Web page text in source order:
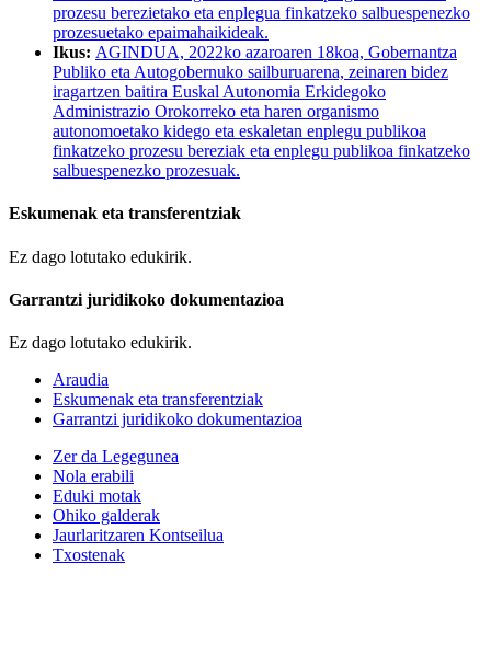
prozesu berezietako eta enplegua finkatzeko salbuespenezko
prozesuetako epaimahaikideak.
Ikus: AGINDUA, 2022ko azaroaren 18koa, Gobernantza
Publiko eta Autogobernuko sailburuarena, zeinaren bidez
iragartzen baitira Euskal Autonomia Erkidegoko
Administrazio Orokorreko eta haren organismo
autonomoetako kidego eta eskaletan enplegu publikoa
finkatzeko prozesu bereziak eta enplegu publikoa finkatzeko
salbuespenezko prozesuak.
Eskumenak eta transferentziak
Ez dago lotutako edukirik.
Garrantzi juridikoko dokumentazioa
Ez dago lotutako edukirik.
Araudia
Eskumenak eta transferentziak
Garrantzi juridikoko dokumentazioa
Zer da Legegunea
Nola erabili
Eduki motak
Ohiko galderak
Jaurlaritzaren Kontseilua
Txostenak